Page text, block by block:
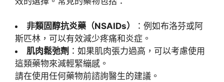
非類固醇抗炎藥（NSAIDs）
：例如布洛芬或阿
斯匹林，可以有效減少疼痛和炎症。
肌肉鬆弛劑 ：如果肌肉張力過高，可以考慮使用
這類藥物來減輕緊繃感。
請在使用任何藥物前諮詢醫生的建議。